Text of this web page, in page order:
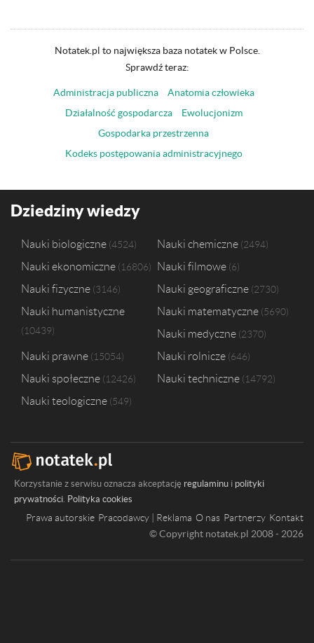
Notatek.pl to największa baza notatek w Polsce.
Sprawdź teraz:
Administracja publiczna
Anatomia człowieka
Działalność gospodarcza
Ewolucjonizm
Gospodarka przestrzenna
Kodeks postępowania administracyjnego
Dziedziny wiedzy
Nauki biologiczne 4524 Nauki chemiczne 2494
Nauki ekonomiczne 16806 Nauki filmowe 6
Nauki fizyczne 3146 Nauki geograficzne 2730
Nauki humanistyczne
10439
Nauki matematyczne 5690
Nauki medyczne 2370
Nauki prawne 15054 Nauki rolnicze 646
Nauki społeczne 12426 Nauki techniczne 14792
Nauki teologiczne 549
Korzystanie z serwisu oznacza akceptację regulaminu i polityki
prywatności. Polityka cookies
Prawa autorskie Pracodawcy | Reklama O nas Partnerzy Kontakt
© Copyright notatek.pl 2008 - 2026